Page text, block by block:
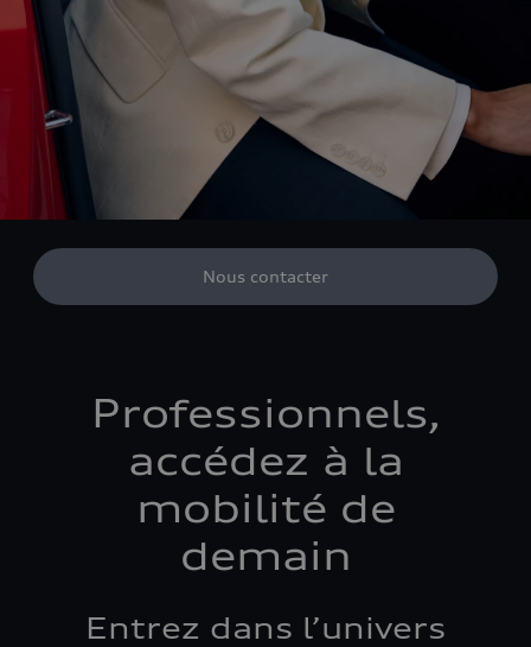
Nous contacter
Professionnels,
accédez à la
mobilité de
demain
Entrez dans l’univers